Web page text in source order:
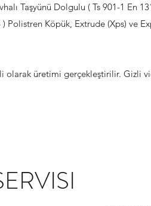
Taşyünü Dolgulu ( Ts 901-1 En
Polistren Köpük, Extrude (Xps) ve
olarak üretimi gerçekleştirilir. Gizli